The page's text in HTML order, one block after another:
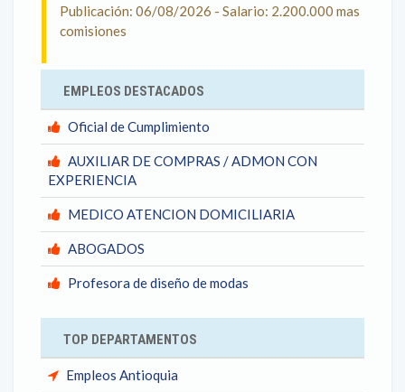
Publicación: 06/08/2026 - Salario: 2.200.000 mas
comisiones
EMPLEOS DESTACADOS
Oficial de Cumplimiento
AUXILIAR DE COMPRAS / ADMON CON
EXPERIENCIA
MEDICO ATENCION DOMICILIARIA
ABOGADOS
Profesora de diseño de modas
TOP DEPARTAMENTOS
Empleos Antioquia